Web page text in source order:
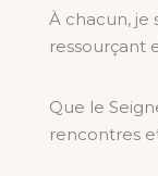
À chacun, je
ressourçant
Que le
rencontres